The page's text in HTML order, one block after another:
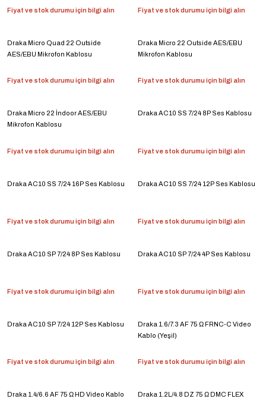
Fiyat ve stok durumu için bilgi alın Fiyat ve stok durumu için bilgi alın
Draka Micro Quad 22 Outside
AES/EBU Mikrofon Kablosu
Fiyat ve stok durumu için bilgi alın
Draka Micro 22 Outside AES/EBU
Mikrofon Kablosu
Fiyat ve stok durumu için bilgi alın
Draka Micro 22 İndoor AES/EBU
Mikrofon Kablosu
Fiyat ve stok durumu için bilgi alın
Draka AC10 SS 7/24 8P Ses Kablosu
Fiyat ve stok durumu için bilgi alın
Draka AC10 SS 7/24 16P Ses Kablosu
Fiyat ve stok durumu için bilgi alın
Draka AC10 SS 7/24 12P Ses Kablosu
Fiyat ve stok durumu için bilgi alın
Draka AC10 SP 7/24 8P Ses Kablosu
Fiyat ve stok durumu için bilgi alın
Draka AC10 SP 7/24 4P Ses Kablosu
Fiyat ve stok durumu için bilgi alın
Draka AC10 SP 7/24 12P Ses Kablosu
Fiyat ve stok durumu için bilgi alın
Draka 1.6/7.3 AF 75 Ω FRNC-C Video
Kablo (Yeşil)
Fiyat ve stok durumu için bilgi alın
Draka 1.4/6.6 AF 75 Ω HD Video Kablo
Draka 1.2L/4.8 DZ 75 Ω DMC FLEX